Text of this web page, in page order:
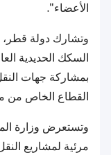
الأعضاء".
وتشارك دولة قطر،
بمشاركة جهات
القطاع الخاص من
وتستعرض وزارة
مرئية لمشاريع